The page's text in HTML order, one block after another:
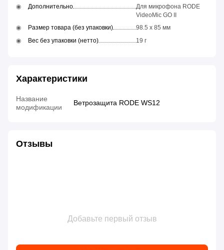
Дополнительно
Для микрофона RODE
VideoMic GO II
Размер товара (без упаковки)
98.5 x 85 мм
Вес без упаковки (нетто)
19 г
Характеристики
Название
модификации
Ветрозащита RODE WS12
Отзывы
Добавьте первый отзыв